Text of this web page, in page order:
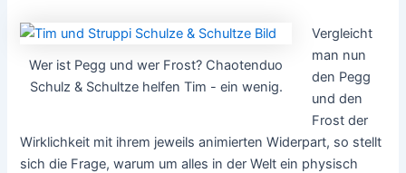
Wer ist Pegg und wer Frost? Chaotenduo
Schulz & Schultze helfen Tim - ein wenig.
Vergleicht
man nun
den Pegg
und den
Frost der
Wirklichkeit mit ihrem jeweils animierten Widerpart, so stellt
sich die Frage, warum um alles in der Welt ein physisch